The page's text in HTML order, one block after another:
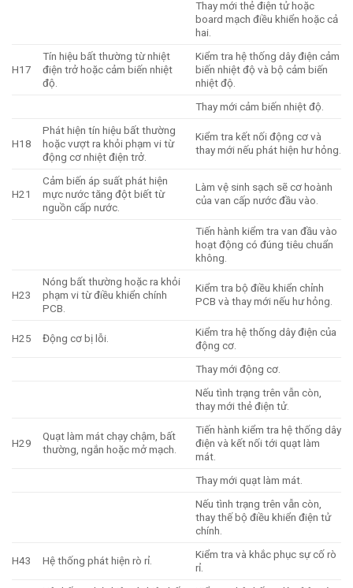
Thay mới thẻ điện tử hoặc
board mạch điều khiển hoặc cả
hai.
H17
Tín hiệu bất thường từ nhiệt
điện trở hoặc cảm biến nhiệt
độ.
Kiểm tra hệ thống dây điện cảm
biến nhiệt độ và bộ cảm biến
nhiệt độ.
Thay mới cảm biến nhiệt độ.
H18
Phát hiện tín hiệu bất thường
hoặc vượt ra khỏi phạm vi từ
động cơ nhiệt điện trở.
Kiểm tra kết nối động cơ và
thay mới nếu phát hiện hư hỏng.
H21
Cảm biến áp suất phát hiện
mực nước tăng đột biết từ
nguồn cấp nước.
Làm vệ sinh sạch sẽ cơ hoành
của van cấp nước đầu vào.
Tiến hành kiểm tra van đầu vào
hoạt động có đúng tiêu chuẩn
không.
H23
Nóng bất thường hoặc ra khỏi
phạm vi từ điều khiển chính
PCB.
Kiểm tra bộ điều khiển chỉnh
PCB và thay mới nếu hư hỏng.
H25 Động cơ bị lỗi.
Kiểm tra hệ thống dây điện của
động cơ.
Thay mới động cơ.
Nếu tình trạng trên vẫn còn,
thay mới thẻ điện tử.
H29
Quạt làm mát chạy chậm, bất
thường, ngắn hoặc mở mạch.
Tiến hành kiểm tra hệ thống dây
điện và kết nối tới quạt làm
mát.
Thay mới quạt làm mát.
Nếu tình trạng trên vẫn còn,
thay thế bộ điều khiển điện tử
chính.
H43 Hệ thống phát hiện rò rỉ.
Kiểm tra và khắc phục sự cố rò
rỉ.